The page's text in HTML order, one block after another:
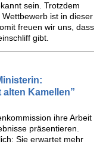
sein. Trotzdem
ist in dieser
freuen wir uns, dass
gibt.
Kamellen”
ihre Arbeit
präsentieren.
Sie erwartet mehr